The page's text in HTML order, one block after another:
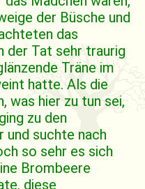
der Büsche und
das
der Tat sehr traurig
Träne im
hatte. Als die
was hier zu tun sei,
zu den
und suchte nach
so sehr es sich
Brombeere
diese